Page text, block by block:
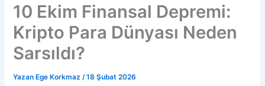
10 Ekim Finansal Depremi:
Kripto Para Dünyası Neden
Sarsıldı?
Yazan Ege Korkmaz/18 Şubat 2026